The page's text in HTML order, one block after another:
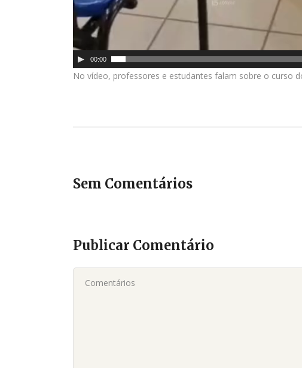
00:00
No vídeo, professores e estudantes falam sobre o curso
Sem Comentários
Publicar Comentário